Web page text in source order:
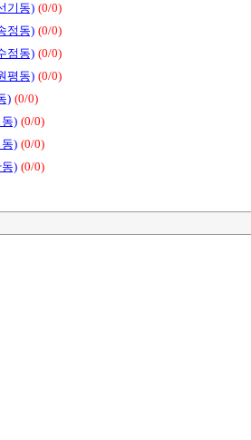
기동) (0/0)
정동) (0/0)
점동) (0/0)
평동) (0/0)
) (0/0)
) (0/0)
) (0/0)
) (0/0)